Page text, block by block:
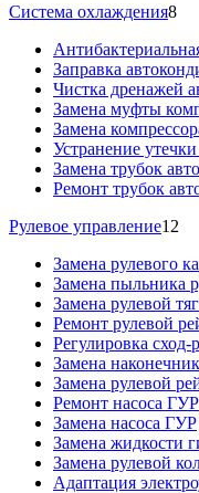
Система охлаждения8
Заправка
Чистка дренажей
Замена муфты
Замена
Устранение
Замена трубок
Ремонт трубок
Рулевое управление12
Замена рулевого
Замена пыльника
Замена рулевой
Ремонт рулевой
Регулировка сход-
Замена
Замена рулевой
Ремонт насоса ГУР
Замена насоса ГУР
Замена жидкости
Замена рулевой
Адаптация